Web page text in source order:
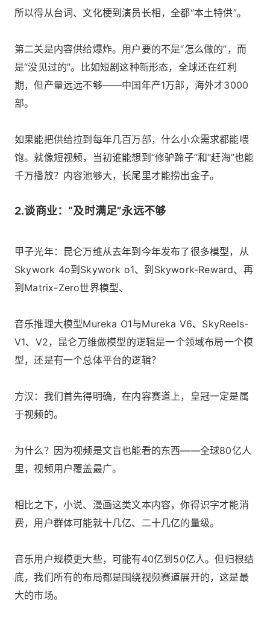
所以得从台词、文化梗到演员长相，全都“本土特供”。
第二关是内容供给爆炸。用户要的不是“怎么做的”，而
是“没见过的”。比如短剧这种新形态，全球还在红利
期，但产量远远不够——中国年产1万部，海外才3000
部。
如果能把供给拉到每年几百万部，什么小众需求都能喂
饱。就像短视频，当初谁能想到“修驴蹄子”和“赶海”也能
千万播放？内容池够大，长尾里才能捞出金子。
2.谈商业：“及时满足”永远不够
甲子光年：昆仑万维从去年到今年发布了很多模型，从
Skywork 4o到Skywork o1、到Skywork-Reward、再
到Matrix-Zero世界模型、
音乐推理大模型Mureka O1与Mureka V6、SkyReels-
V1、V2，昆仑万维做模型的逻辑是一个领域布局一个模
型，还是有一个总体平台的逻辑？
方汉：我们首先得明确，在内容赛道上，皇冠一定是属
于视频的。
为什么？因为视频是文盲也能看的东西——全球80亿人
里，视频用户覆盖最广。
相比之下，小说、漫画这类文本内容，你得识字才能消
费，用户群体可能就十几亿、二十几亿的量级。
音乐用户规模更大些，可能有40亿到50亿人。但归根结
底，我们所有的布局都是围绕视频赛道展开的，这是最
大的市场。